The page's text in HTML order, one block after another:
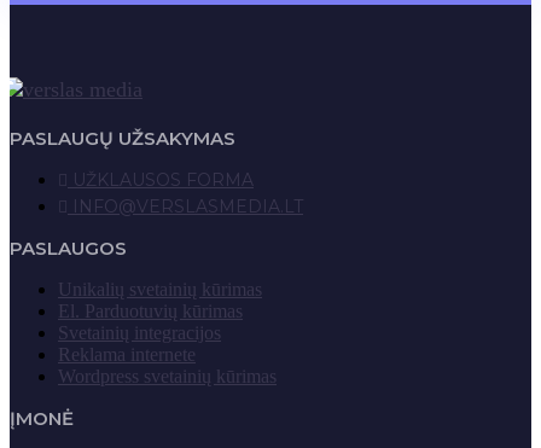
PASLAUGŲ UŽSAKYMAS
UŽKLAUSOS FORMA
INFO@VERSLASMEDIA.LT
PASLAUGOS
Unikalių svetainių kūrimas
El. Parduotuvių kūrimas
Svetainių integracijos
Reklama internete
Wordpress svetainių kūrimas
ĮMONĖ